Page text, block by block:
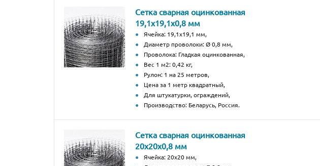
Сетка сварная оцинкованная
19,1х19,1х0,8 мм
Ячейка: 19,1х19,1 мм,
Диаметр проволоки: Ø 0,8 мм,
Проволока: Гладкая оцинкованная,
Вес 1 м2: 0,42 кг,
Рулон: 1 на 25 метров,
Цена за 1 метр квадратный,
Для штукатурки, ограждений,
Производство: Беларусь, Россия.
Сетка сварная оцинкованная
20х20х0,8 мм
Ячейка: 20х20 мм,